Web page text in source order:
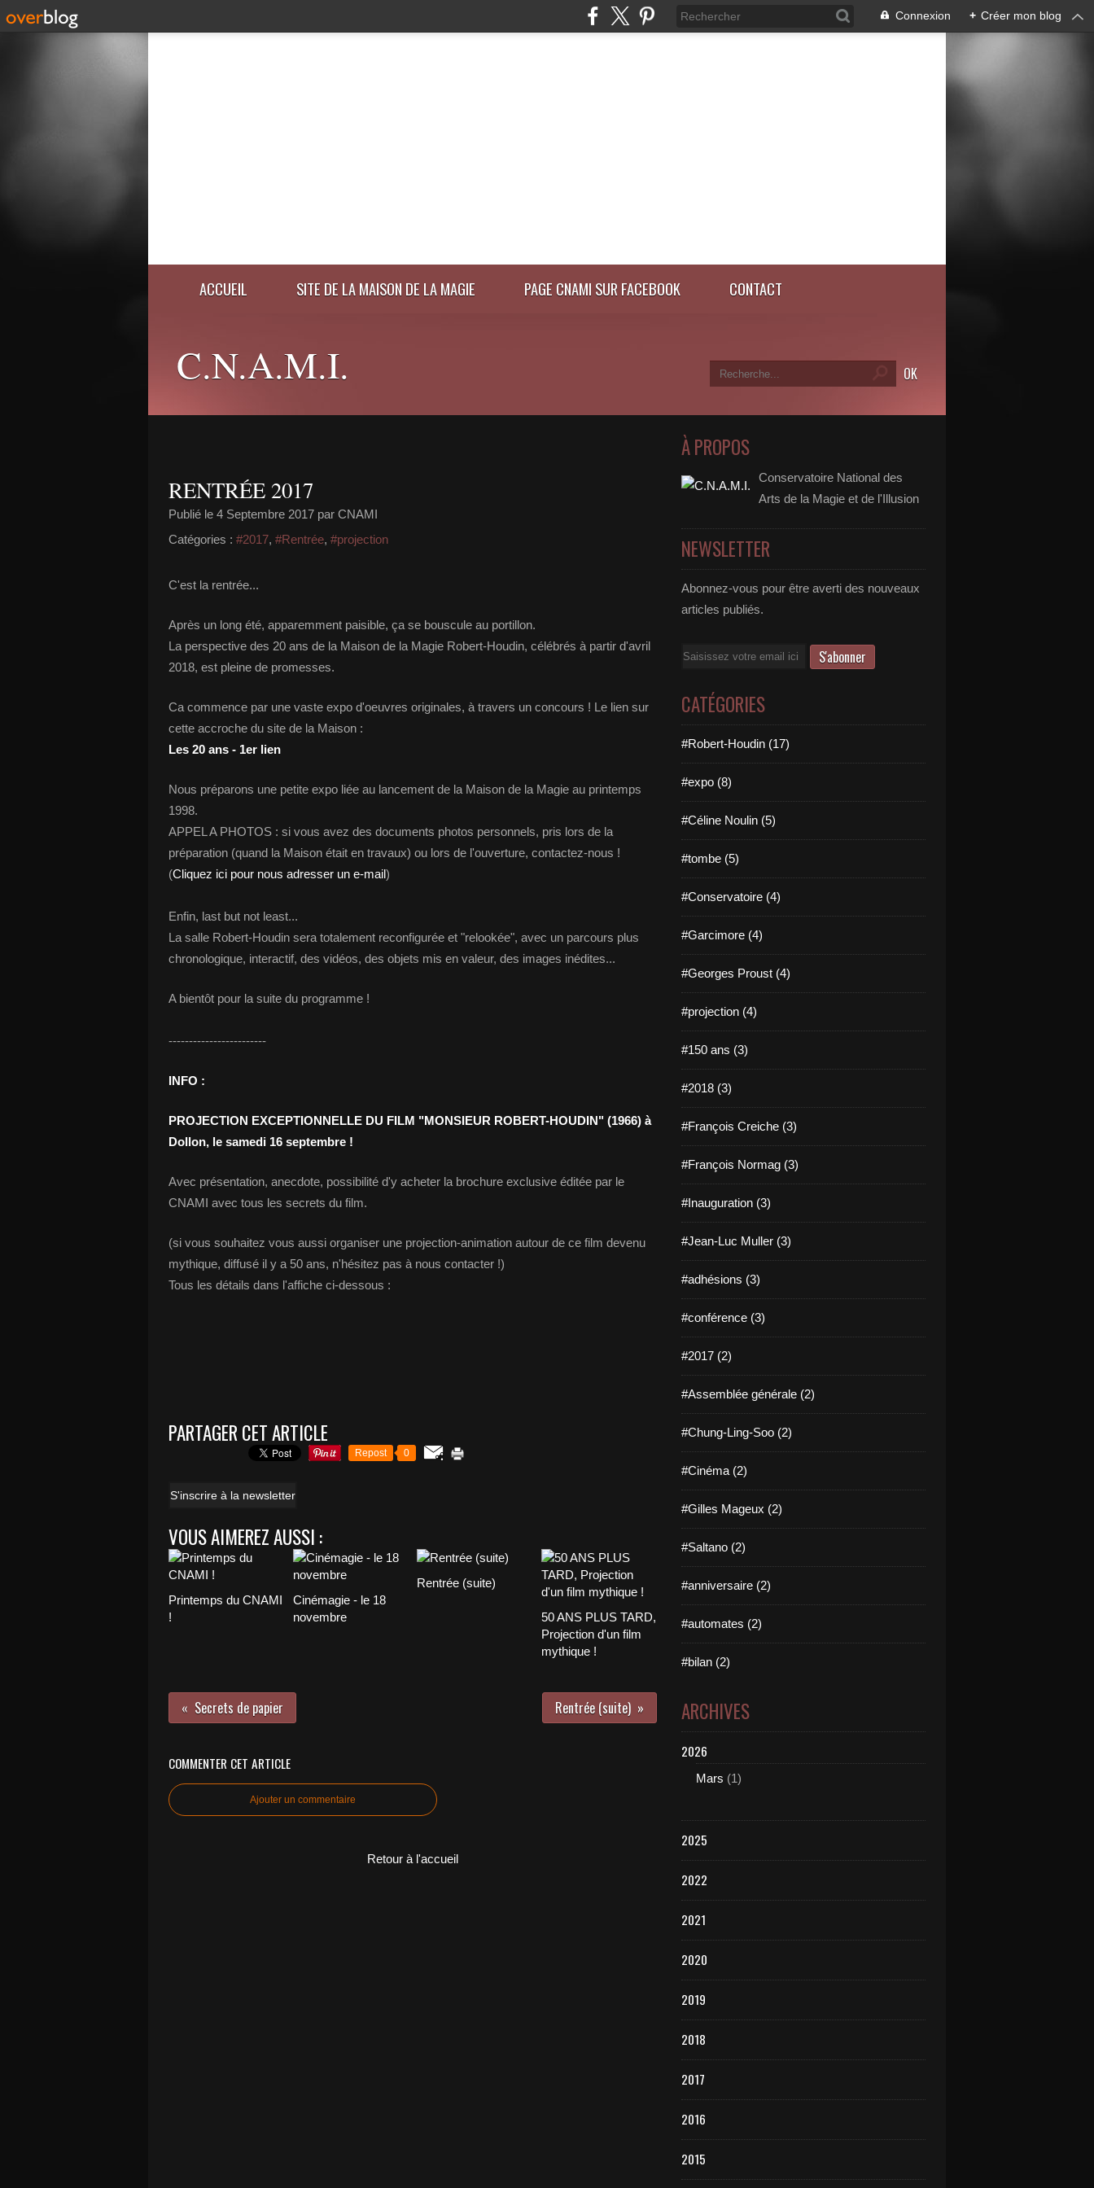
Connexion + Créer mon blog
ACCUEIL SITE DE LA MAISON DE LA MAGIE PAGE CNAMI SUR FACEBOOK CONTACT
C.N.A.M.I.
RENTRÉE 2017
Publié le 4 Septembre 2017 par CNAMI
Catégories : #2017, #Rentrée, #projection
C'est la rentrée...
Après un long été, apparemment paisible, ça se bouscule au portillon.
La perspective des 20 ans de la Maison de la Magie Robert-Houdin, célébrés à partir d'avril
2018, est pleine de promesses.
Ca commence par une vaste expo d'oeuvres originales, à travers un concours ! Le lien sur
cette accroche du site de la Maison :
Les 20 ans - 1er lien
Nous préparons une petite expo liée au lancement de la Maison de la Magie au printemps
1998.
APPEL A PHOTOS : si vous avez des documents photos personnels, pris lors de la
préparation (quand la Maison était en travaux) ou lors de l'ouverture, contactez-nous !
(Cliquez ici pour nous adresser un e-mail)
Enfin, last but not least...
La salle Robert-Houdin sera totalement reconfigurée et "relookée", avec un parcours plus
chronologique, interactif, des vidéos, des objets mis en valeur, des images inédites...
A bientôt pour la suite du programme !
------------------------
INFO :
PROJECTION EXCEPTIONNELLE DU FILM "MONSIEUR ROBERT-HOUDIN" (1966) à
Dollon, le samedi 16 septembre !
Avec présentation, anecdote, possibilité d'y acheter la brochure exclusive éditée par le
CNAMI avec tous les secrets du film.
(si vous souhaitez vous aussi organiser une projection-animation autour de ce film devenu
mythique, diffusé il y a 50 ans, n'hésitez pas à nous contacter !)
Tous les détails dans l'affiche ci-dessous :
PARTAGER CET ARTICLE
Repost 0
S'inscrire à la newsletter
VOUS AIMEREZ AUSSI :
Printemps du CNAMI
!
Cinémagie - le 18
novembre
Rentrée (suite)
50 ANS PLUS TARD,
Projection d'un film
mythique !
Secrets de papier Rentrée (suite)
COMMENTER CET ARTICLE
Ajouter un commentaire
Retour à l'accueil
À PROPOS
Conservatoire National des
Arts de la Magie et de l'Illusion
NEWSLETTER
Abonnez-vous pour être averti des nouveaux
articles publiés.
Email
CATÉGORIES
#Robert-Houdin (17)
#expo (8)
#Céline Noulin (5)
#tombe (5)
#Conservatoire (4)
#Garcimore (4)
#Georges Proust (4)
#projection (4)
#150 ans (3)
#2018 (3)
#François Creiche (3)
#François Normag (3)
#Inauguration (3)
#Jean-Luc Muller (3)
#adhésions (3)
#conférence (3)
#2017 (2)
#Assemblée générale (2)
#Chung-Ling-Soo (2)
#Cinéma (2)
#Gilles Mageux (2)
#Saltano (2)
#anniversaire (2)
#automates (2)
#bilan (2)
ARCHIVES
2026
Mars (1)
2025
2022
2021
2020
2019
2018
2017
2016
2015